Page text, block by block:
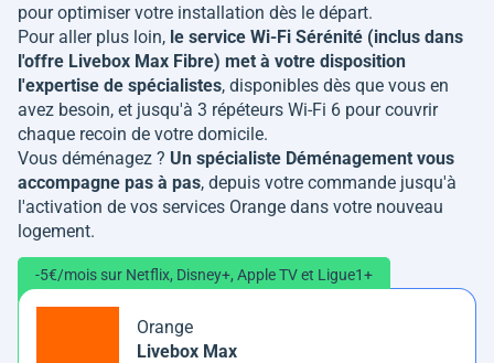
pour optimiser votre installation dès le départ.
Pour aller plus loin, le service Wi-Fi Sérénité (inclus dans
l'offre Livebox Max Fibre) met à votre disposition
l'expertise de spécialistes, disponibles dès que vous en
avez besoin, et jusqu'à 3 répéteurs Wi-Fi 6 pour couvrir
chaque recoin de votre domicile.
Vous déménagez ? Un spécialiste Déménagement vous
accompagne pas à pas, depuis votre commande jusqu'à
l'activation de vos services Orange dans votre nouveau
logement.
-5€/mois sur Netflix, Disney+, Apple TV et Ligue1+
Orange
Livebox Max